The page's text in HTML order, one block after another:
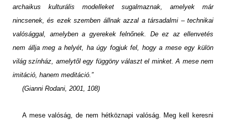
archaikus kulturális modelleket sugalmaznak, amelyek már
nincsenek, és ezek szemben állnak azzal a társadalmi – technikai
valósággal, amelyben a gyerekek felnőnek. De ez az ellenvetés
nem állja meg a helyét, ha úgy fogjuk fel, hogy a mese egy külön
világ színház, amelytől egy függöny választ el minket. A mese nem
imitáció, hanem meditáció.”
(Gianni Rodani, 2001, 108)
A mese valóság, de nem hétköznapi valóság. Meg kell keresni